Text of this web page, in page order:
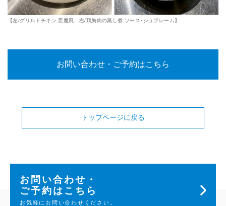
【左/グリルドチキン 悪魔風 右/鶏胸肉の蒸し煮 ソース･シュプレーム】
お問い合わせ・ご予約はこちら
トップページに戻る
お問い合わせ・
ご予約はこちら
お気軽にお問い合わせください。